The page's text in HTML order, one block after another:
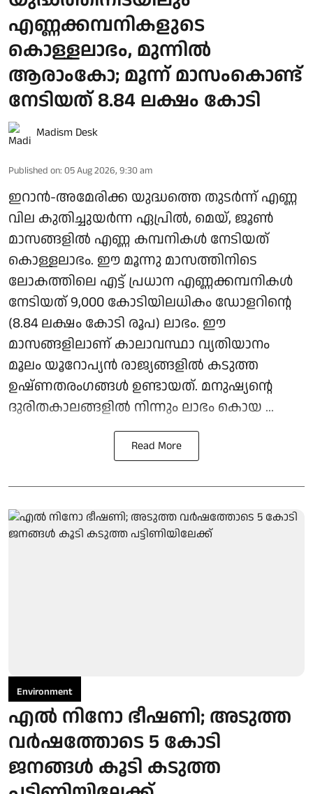
എണ്ണക്കമ്പനികളുടെ
കൊള്ളലാഭം, മുന്നില്‍
ആരാംകോ; മൂന്ന് മാസംകൊണ്ട്
നേടിയത് 8.84 ലക്ഷം കോടി
Madism Desk
Published on: 05 Aug 2026, 9:30 am
ഇറാന്‍-അമേരിക്ക യുദ്ധത്തെ തുടര്‍ന്ന് എണ്ണ
വില കുതിച്ചുയര്‍ന്ന ഏപ്രില്‍, മെയ്, ജൂണ്‍
മാസങ്ങളില്‍ എണ്ണ കമ്പനികള്‍ നേടിയത്
കൊള്ളലാഭം. ഈ മൂന്നു മാസത്തിനിടെ
ലോകത്തിലെ എട്ട് പ്രധാന എണ്ണക്കമ്പനികള്‍
നേടിയത് 9,000 കോടിയിലധികം ഡോളറിന്റെ
(8.84 ലക്ഷം കോടി രൂപ) ലാഭം. ഈ
മാസങ്ങളിലാണ് കാലാവസ്ഥാ വ്യതിയാനം
മൂലം യൂറോപ്യന്‍ രാജ്യങ്ങളില്‍ കടുത്ത
ഉഷ്ണതരംഗങ്ങള്‍ ഉണ്ടായത്. മനുഷ്യന്റെ
ദുരിതകാലങ്ങളില്‍ നിന്നും ലാഭം കൊയ ...
Read More
Environment
എൽ നിനോ ഭീഷണി; അടുത്ത
വർഷത്തോടെ 5 കോടി
ജനങ്ങൾ കൂടി കടുത്ത